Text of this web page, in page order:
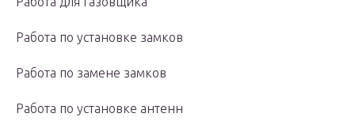
Работа по установке замков
Работа по замене замков
Работа по установке антенн